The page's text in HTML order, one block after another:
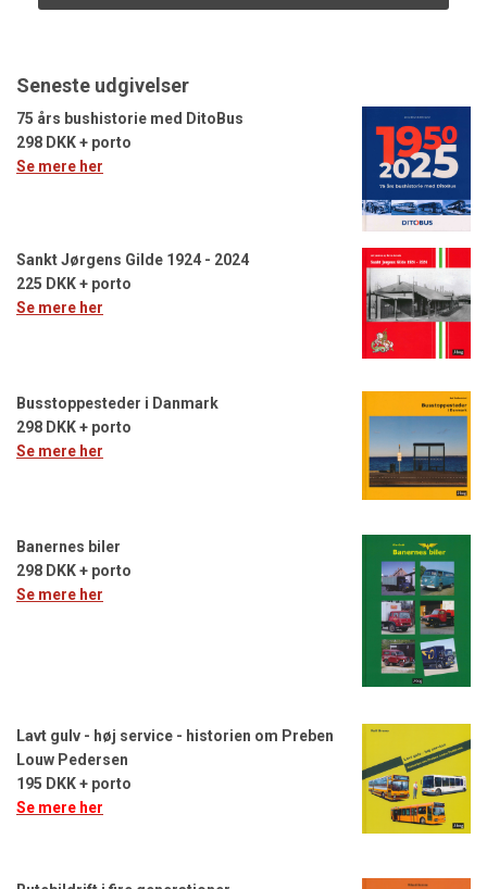
Seneste udgivelser
75 års bushistorie med DitoBus
298 DKK + porto
Se mere her
Sankt Jørgens Gilde 1924 - 2024
225 DKK + porto
Se mere her
Busstoppesteder i Danmark
298 DKK + porto
Se mere her
Banernes biler
298 DKK + porto
Se mere her
Lavt gulv - høj service - historien om Preben
Louw Pedersen
195 DKK + porto
Se mere her